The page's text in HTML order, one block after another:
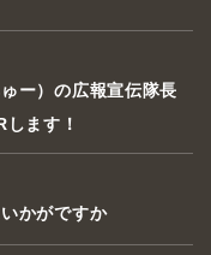
ー）の広報宣伝隊長
します！
かがですか